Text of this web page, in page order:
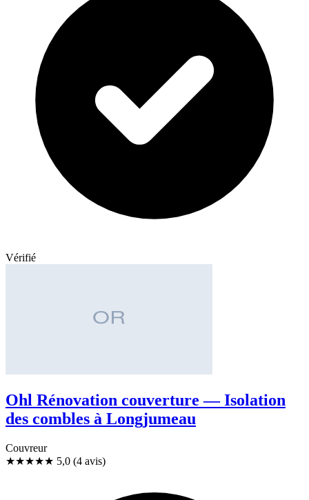
Vérifié
Ohl Rénovation couverture — Isolation
des combles à Longjumeau
Couvreur
★★★★★ 5,0 (4 avis)